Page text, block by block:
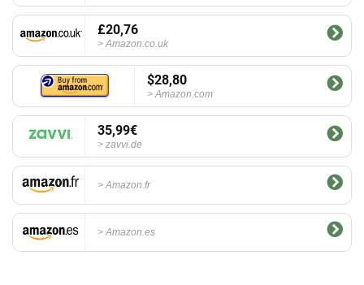
£20,76
Amazon.co.uk
$28,80
Amazon.com
35,99€
zavvi.de
Amazon.fr
Amazon.es